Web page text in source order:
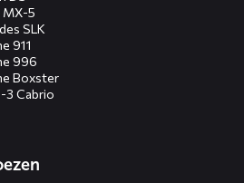
MX-5
SLK
911
996
Boxster
3 Cabrio